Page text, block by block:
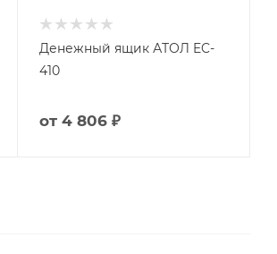
Денежный ящик АТОЛ EC-
410
от4 806 ₽